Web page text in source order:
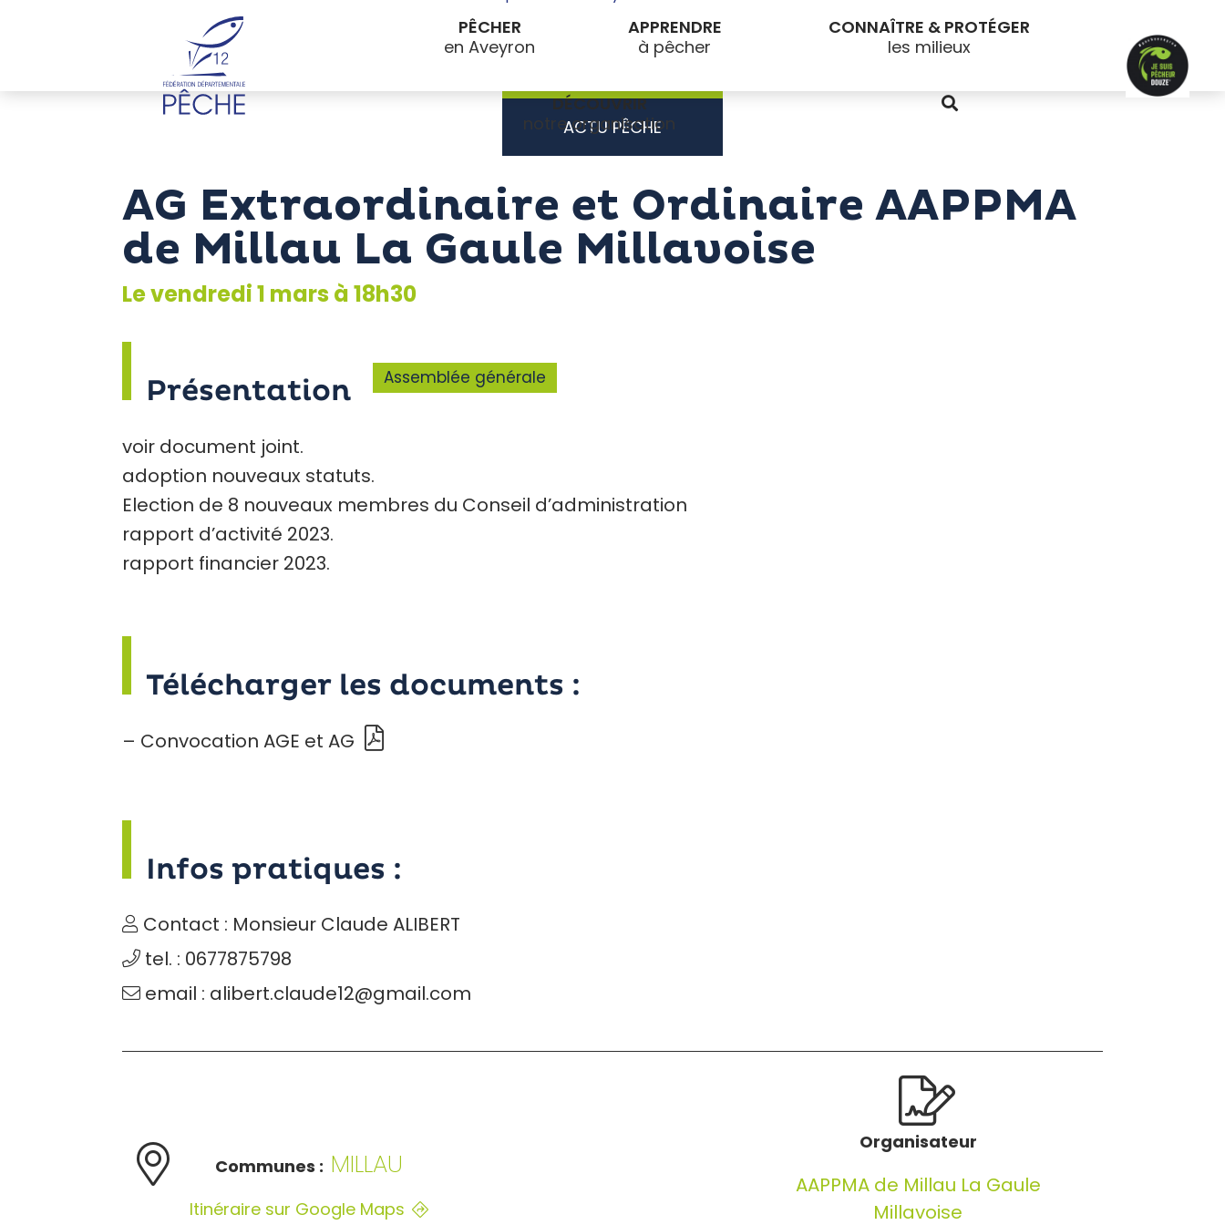
PÊCHER APPRENDRE CONNAÎTRE & PROTÉGER
DÉCOUVRIR
ACTU PÊCHE
AG Extraordinaire et Ordinaire AAPPMA
de Millau La Gaule Millavoise
Le vendredi 1 mars à 18h30
Présentation Assemblée générale
voir document joint.
adoption nouveaux statuts.
Election de 8 nouveaux membres du Conseil d’administration
rapport d’activité 2023.
rapport financier 2023.
Télécharger les documents :
– Convocation AGE et AG
Infos pratiques :
Contact : Monsieur Claude ALIBERT
tel. : 0677875798
email : alibert.claude12@gmail.com
Communes : MILLAU
Itinéraire sur Google Maps
Organisateur
AAPPMA de Millau La Gaule
Millavoise